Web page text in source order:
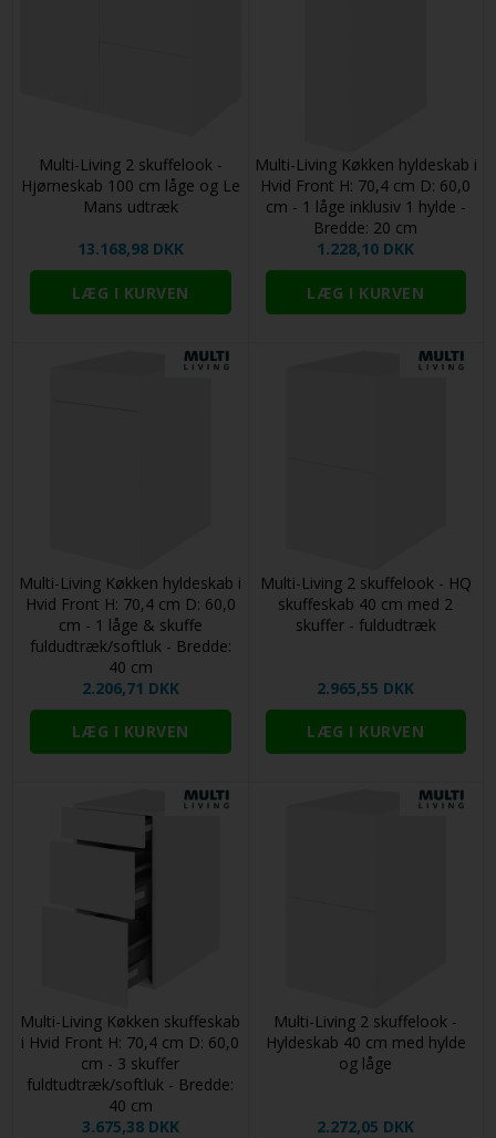
Multi-Living 2 skuffelook -
Hjørneskab 100 cm låge og Le
Mans udtræk
13.168,98 DKK
Multi-Living Køkken hyldeskab i
Hvid Front H: 70,4 cm D: 60,0
cm - 1 låge inklusiv 1 hylde -
Bredde: 20 cm
1.228,10 DKK
Multi-Living Køkken hyldeskab i
Hvid Front H: 70,4 cm D: 60,0
cm - 1 låge & skuffe
fuldudtræk/softluk - Bredde:
40 cm
2.206,71 DKK
Multi-Living 2 skuffelook - HQ
skuffeskab 40 cm med 2
skuffer - fuldudtræk
2.965,55 DKK
Multi-Living Køkken skuffeskab
i Hvid Front H: 70,4 cm D: 60,0
cm - 3 skuffer
fuldtudtræk/softluk - Bredde:
40 cm
3.675,38 DKK
Multi-Living 2 skuffelook -
Hyldeskab 40 cm med hylde
og låge
2.272,05 DKK